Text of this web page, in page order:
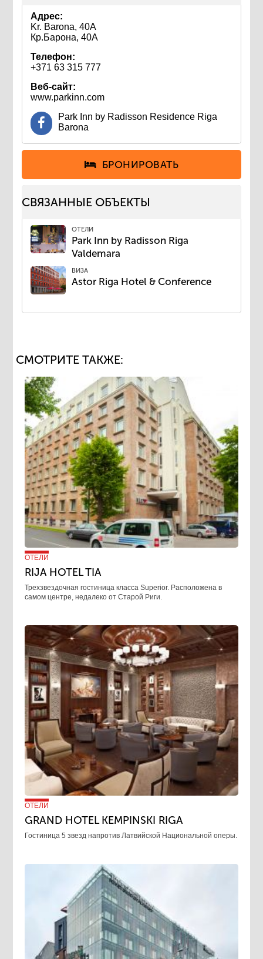
Адрес:
Kr. Barona, 40А
Кр.Барона, 40А
Телефон:
+371 63 315 777
Веб-сайт:
www.parkinn.com
Park Inn by Radisson Residence Riga
Barona
БРОНИРОВАТЬ
СВЯЗАННЫЕ ОБЪЕКТЫ
ОТЕЛИ
Park Inn by Radisson Riga
Valdemara
ВИЗА
Astor Riga Hotel & Conference
СМОТРИТЕ ТАКЖЕ:
ОТЕЛИ
RIJA HOTEL TIA
Трехзвездочная гостиница класса Superior. Расположена в
самом центре, недалеко от Старой Риги.
ОТЕЛИ
GRAND HOTEL KEMPINSKI RIGA
Гостиница 5 звезд напротив Латвийской Национальной оперы.